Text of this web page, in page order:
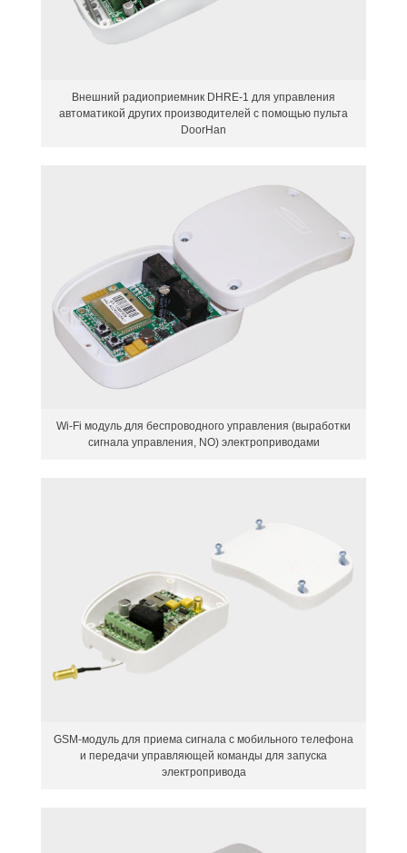
Внешний радиоприемник DHRE-1 для управления
автоматикой других производителей с помощью пульта
DoorHan
Wi-Fi модуль для беспроводного управления (выработки
сигнала управления, NO) электроприводами
GSM-модуль для приема сигнала с мобильного телефона
и передачи управляющей команды для запуска
электропривода